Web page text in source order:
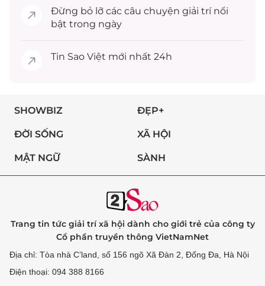
Đừng bỏ lỡ các câu chuyện giải trínổi
bật trong ngày
Tin Sao Việt mới nhất 24h
SHOWBIZ ĐẸP+
ĐỜI SỐNG XÃ HỘI
MẬT NGỮ SÀNH
Trang tin tức giải trí xã hội dành cho giới trẻ của công ty
Cổ phần truyền thông VietNamNet
Địa chỉ: Tòa nhà C’land, số 156 ngõ Xã Đàn 2, Đống Đa, Hà Nội
Điện thoại: 094 388 8166